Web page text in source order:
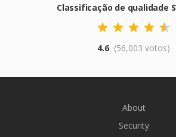
Classificação de qualidade
4.6 (56,003 votos)
About
Security